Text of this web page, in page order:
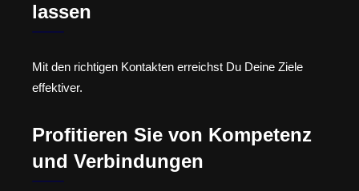
lassen
Mit den richtigen Kontakten erreichst Du Deine Ziele
effektiver.
Profitieren Sie von Kompetenz
und Verbindungen